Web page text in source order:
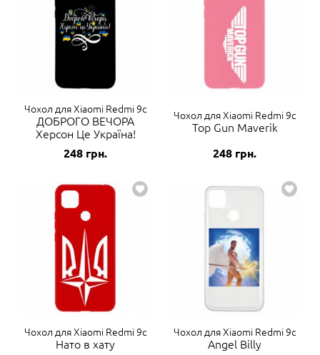
Чохол для Xiaomi Redmi 9c
ДОБРОГО ВЕЧОРА
Херсон Це Україна!
248 грн.
Чохол для Xiaomi Redmi 9c
Top Gun Maverik
248 грн.
Чохол для Xiaomi Redmi 9c
Нато в хату
Чохол для Xiaomi Redmi 9c
Angel Billy